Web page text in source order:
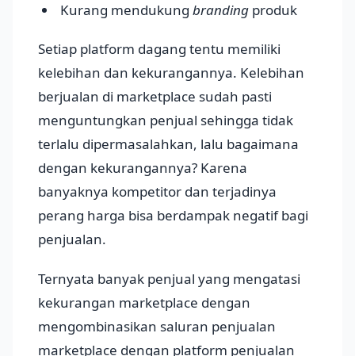
Kurang mendukung branding produk
Setiap platform dagang tentu memiliki
kelebihan dan kekurangannya. Kelebihan
berjualan di marketplace sudah pasti
menguntungkan penjual sehingga tidak
terlalu dipermasalahkan, lalu bagaimana
dengan kekurangannya? Karena
banyaknya kompetitor dan terjadinya
perang harga bisa berdampak negatif bagi
penjualan.
Ternyata banyak penjual yang mengatasi
kekurangan marketplace dengan
mengombinasikan saluran penjualan
marketplace dengan platform penjualan